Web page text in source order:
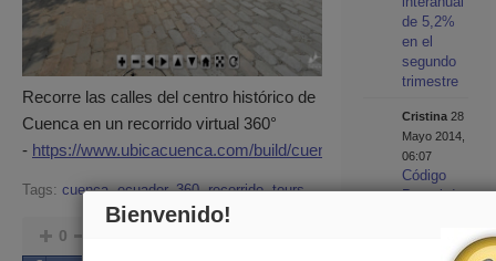
Recorre las calles del centro histórico de
Cuenca en un recorrido virtual 360°
- https://www.ubicacuenca.com/build/cuenca.html
Tags: cuenca,ecuador,360,recorrido,tours
0
de 5,2%
en el
segundo
trimestre
Cristina 28
Mayo 2014,
06:07
Código
Postal de
Bienvenido!